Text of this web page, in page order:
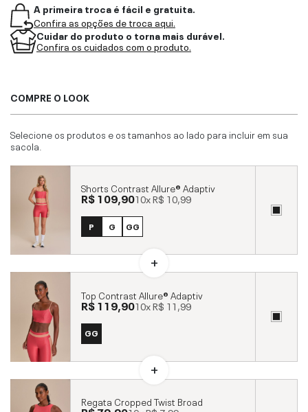
A primeira troca é fácil e gratuita.
Confira as opções de troca aqui.
Cuidar do produto o torna mais durável.
Confira os cuidados com o produto.
COMPRE O LOOK
Selecione os produtos e os tamanhos ao lado para incluir em sua
sacola.
Shorts Contrast Allure® Adaptiv
R$ 109,9010xR$ 10,99
P G GG
Top Contrast Allure® Adaptiv
R$ 119,9010xR$ 11,99
GG
Regata Cropped Twist Broad